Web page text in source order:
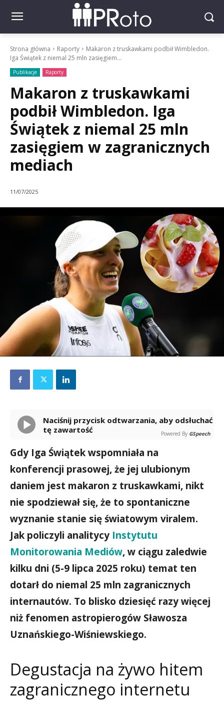
Strona główna Raporty
Makaron z truskawkami podbił Wimbledon.
Iga Świątek z niemal 25 mln zasięgiem...
Publikacje Raporty
Makaron z truskawkami
podbił Wimbledon. Iga
Świątek z niemal 25 mln
zasięgiem w zagranicznych
mediach
11/07/2025
Naciśnij przycisk odtwarzania, aby odsłuchać
tę zawartość
Powered By GSpeech
Gdy Iga Świątek wspomniała na
konferencji prasowej, że jej ulubionym
daniem jest makaron z truskawkami, nikt
nie spodziewał się, że to spontaniczne
wyznanie stanie się światowym viralem.
Jak policzyli analitycy Instytutu
Monitorowania Mediów, w ciągu zaledwie
kilku dni (5-9 lipca 2025 roku) temat ten
dotarł do niemal 25 mln zagranicznych
internautów. To blisko dziesięć razy więcej
niż fenomen astropierogów Sławosza
Uznańskiego-Wiśniewskiego.
Degustacja na żywo hitem
zagranicznego internetu